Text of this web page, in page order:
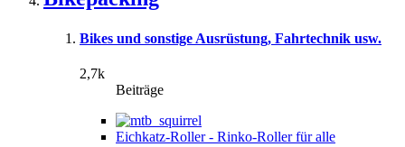
Bikes und sonstige Ausrüstung, Fahrtechnik usw.
2,7k
Beiträge
Eichkatz-Roller - Rinko-Roller für alle